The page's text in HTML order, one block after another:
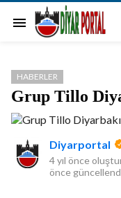
menu
HABERLER
Grup Tillo
Diyarportal
4 yıl önce
önce